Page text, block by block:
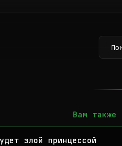
Вам также
злой принцессой